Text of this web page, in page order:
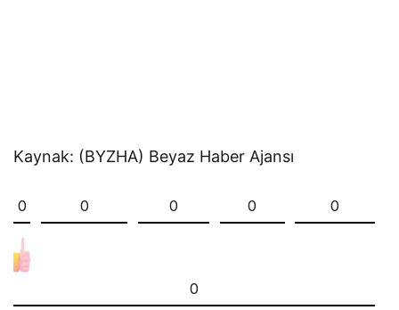
Kaynak: (BYZHA) Beyaz Haber Ajansı
0 0 0 0 0
0